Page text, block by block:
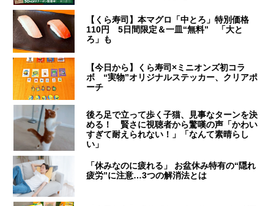
【くら寿司】本マグロ「中とろ」特別価格
110円 5日間限定＆一皿“無料” 「大と
ろ」も
【今日から】くら寿司×ミニオンズ初コラ
ボ “実物”オリジナルステッカー、クリアポ
ーチ
後ろ足で立って歩く子猫、見事なターンを決
める！ 賢さに視聴者から驚嘆の声「かわい
すぎて耐えられない！」「なんて素晴らし
い」
「休みなのに疲れる」 お盆休み特有の“隠れ
疲労”に注意…3つの解消法とは